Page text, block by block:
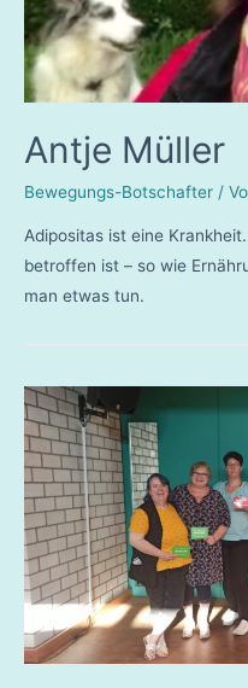
Antje Müller
Bewegungs-Botschafter /
Adipositas ist eine
betroffen ist – so wie
man etwas tun.